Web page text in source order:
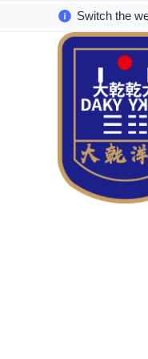
Switch the